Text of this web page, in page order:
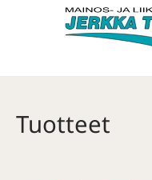
Tuotteet